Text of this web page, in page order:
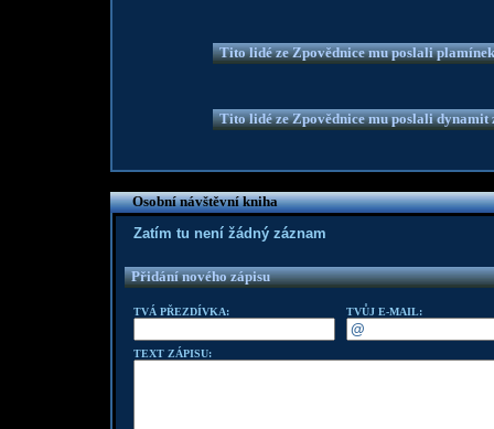
Tito lidé ze Zpovědnice mu poslali
Tito lidé ze Zpovědnice mu poslali dynamit
Osobní návštěvní kniha
Zatím tu není žádný záznam
Přidání nového zápisu
TVÁ PŘEZDÍVKA: TVŮJ E-MAIL:
TEXT ZÁPISU: